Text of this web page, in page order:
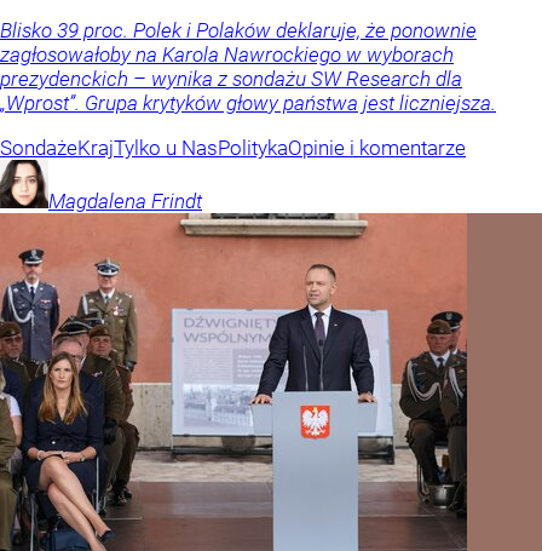
Blisko 39 proc. Polek i Polaków deklaruje, że ponownie
zagłosowałoby na Karola Nawrockiego w wyborach
prezydenckich – wynika z sondażu SW Research dla
„Wprost”. Grupa krytyków głowy państwa jest liczniejsza.
SondażeKrajTylko u NasPolitykaOpinie i komentarze
Magdalena Frindt